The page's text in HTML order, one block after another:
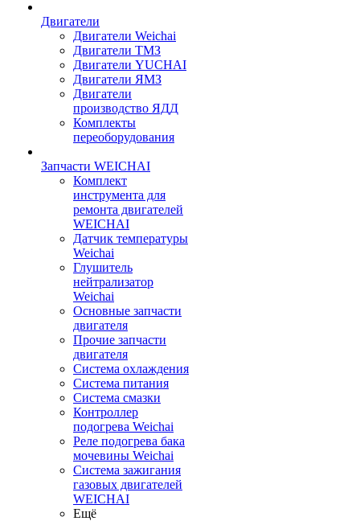
Двигатели
Двигатели Weichai
Двигатели ТМЗ
Двигатели YUCHAI
Двигатели ЯМЗ
Двигатели
производство ЯДД
Комплекты
переоборудования
Запчасти WEICHAI
Комплект
инструмента для
ремонта двигателей
WEICHAI
Датчик температуры
Weichai
Глушитель
нейтрализатор
Weichai
Основные запчасти
двигателя
Прочие запчасти
двигателя
Система охлаждения
Система питания
Система смазки
Контроллер
подогрева Weichai
Реле подогрева бака
мочевины Weichai
Система зажигания
газовых двигателей
WEICHAI
Ещё